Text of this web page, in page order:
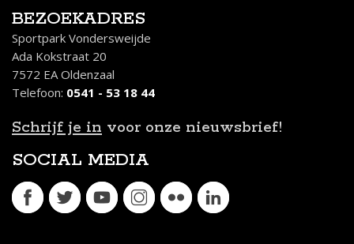
BEZOEKADRES
Sportpark Vondersweijde
Ada Kokstraat 20
7572 EA Oldenzaal
Telefoon: 0541 - 53 18 44
Schrijf je in voor onze nieuwsbrief!
SOCIAL MEDIA